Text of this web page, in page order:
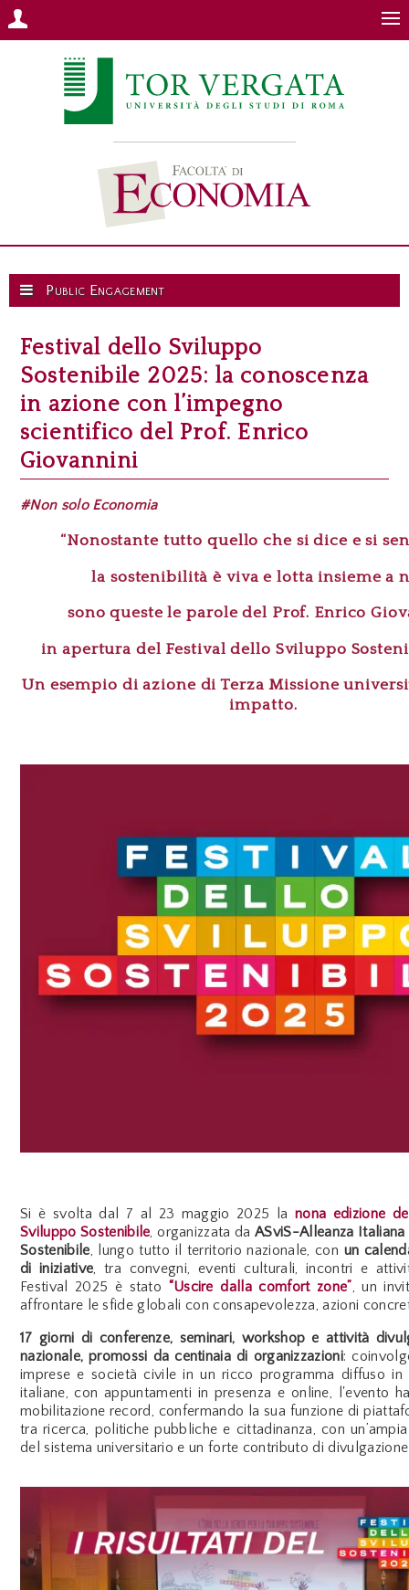
Festival dello Sviluppo
Sostenibile 2025: la conoscenza
in azione con l’impegno
scientifico del Prof. Enrico
Giovannini
#Non solo Economia
“Nonostante tutto quello che si dice e si
la sostenibilità è viva e lotta insieme a
sono queste le parole del Prof. Enrico
in apertura del Festival dello Sviluppo
Un esempio di azione di Terza Missione
impatto.
Si è svolta dal 7 al 23 maggio 2025 lanona edizione
Sviluppo Sostenibile, organizzata daASviS-Alleanza
Sostenibile, lungo tutto il territorio nazionale, con un
di iniziative, tra convegni, eventi culturali, incontri e
Festival 2025 è stato “Uscire dalla comfort zone”, un
affrontare le sfide globali con consapevolezza, azioni
17 giorni di conferenze, seminari, workshop e attività
nazionale, promossi da centinaia di organizzazioni:
imprese e società civile in un ricco programma diffuso
italiane, con appuntamenti in presenza e online, l'evento
mobilitazione record, confermando la sua funzione di
tra ricerca, politiche pubbliche e cittadinanza, con
del sistema universitario e un forte contributo di
Public Engagement